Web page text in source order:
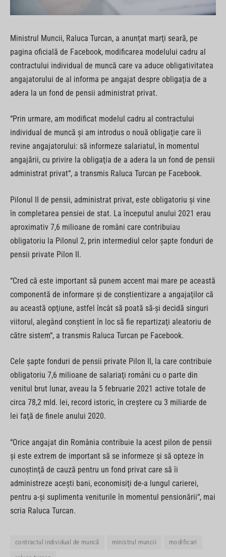
Ministrul Muncii, Raluca Turcan, a anunţat marţi seară, pe
pagina oficială de Facebook, modificarea modelului cadru al
contractului individual de muncă care va aduce obligativitatea
angajatorului de al informa pe angajat despre obligaţia de a
adera la un fond de pensii administrat privat.
“Prin urmare, am modificat modelul cadru al contractului
individual de muncă şi am introdus o nouă obligaţie care îi
revine angajatorului: să informeze salariatul, în momentul
angajării, cu privire la obligaţia de a adera la un fond de pensii
administrat privat“, a transmis Raluca Turcan pe Facebook.
Pilonul II de pensii, administrat privat, este obligatoriu şi vine
în completarea pensiei de stat. La începutul anului 2021 erau
aproximativ 7,6 milioane de români care contribuiau
obligatoriu la Pilonul 2, prin intermediul celor şapte fonduri de
pensii private Pilon II.
“Cred că este important să punem accent mai mare pe această
componentă de informare şi de conştientizare a angajaţilor că
au această opţiune, astfel încât să poată să-şi decidă singuri
viitorul, alegând conştient în loc să fie repartizaţi aleatoriu de
către sistem“, a transmis Raluca Turcan pe Facebook.
Cele şapte fonduri de pensii private Pilon II, la care contribuie
obligatoriu 7,6 milioane de salariaţi români cu o parte din
venitul brut lunar, aveau la 5 februarie 2021 active totale de
circa 78,2 mld. lei, record istoric, în creştere cu 3 miliarde de
lei faţă de finele anului 2020.
“Orice angajat din România contribuie la acest pilon de pensii
şi este extrem de important să se informeze şi să opteze în
cunoştinţă de cauză pentru un fond privat care să îi
administreze aceşti bani, economisiţi de-a lungul carierei,
pentru a-şi suplimenta veniturile în momentul pensionării“, mai
scria Raluca Turcan.
contractul individual de muncă ministrul muncii modificari